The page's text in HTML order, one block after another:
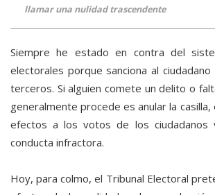
llamar una nulidad trascendente
Siempre he estado en contra del
electorales porque sanciona al
terceros. Si alguien comete un delito o
generalmente procede es anular la
efectos a los votos de los ciudadanos
conducta infractora.
Hoy, para colmo, el Tribunal Electoral